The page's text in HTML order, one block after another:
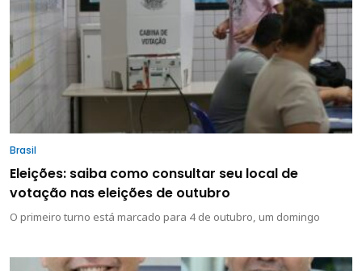
Brasil
Eleições: saiba como consultar seu local de
votação nas eleições de outubro
O primeiro turno está marcado para 4 de outubro, um domingo